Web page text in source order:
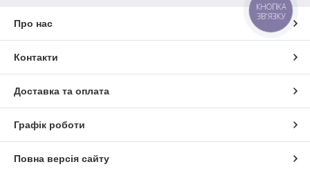
Про нас
Контакти
Доставка та оплата
Графік роботи
Повна версія сайту
КНОПКА
ЗВ'ЯЗКУ